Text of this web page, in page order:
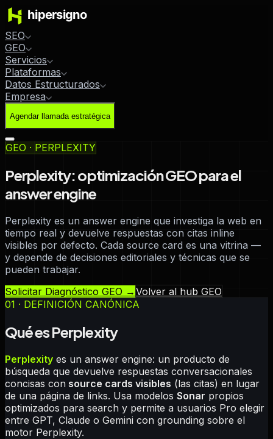
SEO
GEO
Servicios
Plataformas
Datos Estructurados
Empresa
Agendar llamada estratégica
GEO · PERPLEXITY
Perplexity: optimización GEO para el
answer engine
Perplexity es un answer engine que investiga la web en
tiempo real y devuelve respuestas con citas inline
visibles por defecto. Cada source card es una vitrina —
y depende de decisiones editoriales y técnicas que se
pueden trabajar.
Solicitar Diagnóstico GEO → Volver al hub GEO
01 · DEFINICIÓN CANÓNICA
Qué es Perplexity
Perplexity es un answer engine: un producto de
búsqueda que devuelve respuestas conversacionales
concisas con source cards visibles (las citas) en lugar
de una página de links. Usa modelos Sonar propios
optimizados para search y permite a usuarios Pro elegir
entre GPT, Claude o Gemini con grounding sobre el
motor Perplexity.